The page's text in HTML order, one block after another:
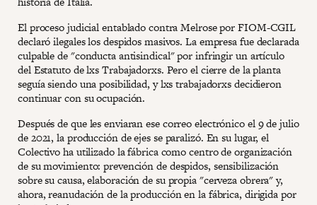
El proceso judicial entablado contra Melrose por FIOM-CGIL
declaró ilegales los despidos masivos. La empresa fue declarada
culpable de "conducta antisindical" por infringir un artículo
del Estatuto de lxs Trabajadorxs. Pero el cierre de la planta
seguía siendo una posibilidad, y lxs trabajadorxs decidieron
continuar con su ocupación.
Después de que les enviaran ese correo electrónico el 9 de julio
de 2021, la producción de ejes se paralizó. En su lugar, el
Colectivo ha utilizado la fábrica como centro de organización
de su movimiento: prevención de despidos, sensibilización
sobre su causa, elaboración de su propia "cerveza obrera" y,
ahora, reanudación de la producción en la fábrica, dirigida por